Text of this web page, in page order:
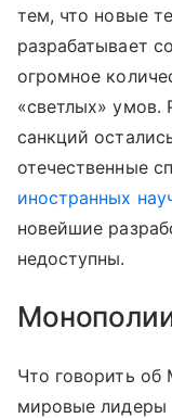
тем, что новые
разрабатывает
огромное
«светлых» умов.
санкций
отечественные
иностранных
новейшие
недоступны.
Что говорить
мировые лидеры